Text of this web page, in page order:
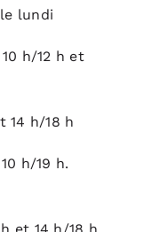
lundi
h/12 h et
14 h/18 h
h/19 h.